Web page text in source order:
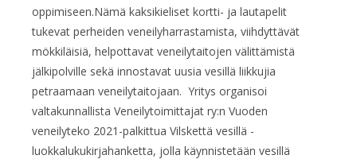
oppimiseen.Nämä kaksikieliset kortti- ja lautapelit
tukevat perheiden veneilyharrastamista, viihdyttävät
mökkiläisiä, helpottavat veneilytaitojen välittämistä
jälkipolville sekä innostavat uusia vesillä liikkujia
petraamaan veneilytaitojaan. Yritys organisoi
valtakunnallista Veneilytoimittajat ry:n Vuoden
veneilyteko 2021-palkittua Vilskettä vesillä -
luokkalukukirjahanketta, jolla käynnistetään vesillä